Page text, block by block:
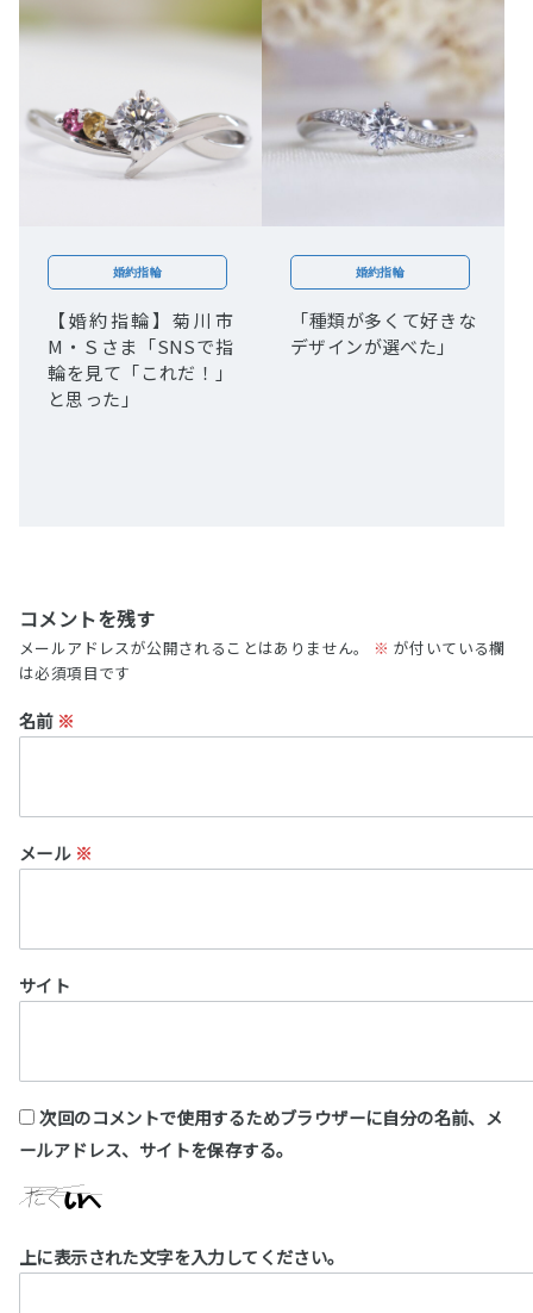
婚約指輪
【婚約指輪】菊川市
M・Ｓさま「SNSで指
輪を見て「これだ！」
と思った」
婚約指輪
「種類が多くて好きな
デザインが選べた」
コメントを残す
メールアドレスが公開されることはありません。 ※ が付いている欄
は必須項目です
名前 ※
メール ※
サイト
次回のコメントで使用するためブラウザーに自分の名前、メ
ールアドレス、サイトを保存する。
上に表示された文字を入力してください。